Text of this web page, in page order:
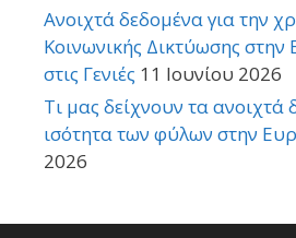
Ανοιχτά δεδομένα για την
Κοινωνικής Δικτύωσης στην
στις Γενιές 11 Ιουνίου 2026
Τι μας δείχνουν τα ανοιχτά
ισότητα των φύλων στην
2026